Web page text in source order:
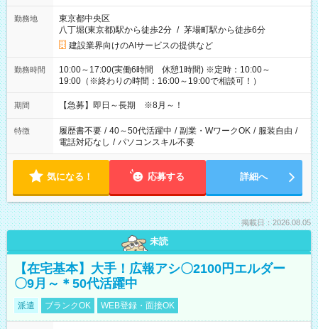
勤務地
東京都中央区
八丁堀(東京都)駅から徒歩2分 / 茅場町駅から徒歩6分
建設業界向けのAIサービスの提供など
勤務時間
10:00～17:00(実働6時間 休憩1時間) ※定時：10:00～
19:00（※終わりの時間：16:00～19:00で相談可！）
期間 【急募】即日～長期 ※8月～！
特徴 履歴書不要 / 40～50代活躍中 / 副業・WワークOK / 服装自由 /
電話対応なし / パソコンスキル不要
気になる！ 応募する 詳細へ
掲載日：2026.08.05
未読
【在宅基本】大手！広報アシ〇2100円エルダー
〇9月～＊50代活躍中
派遣 ブランクOK WEB登録・面接OK